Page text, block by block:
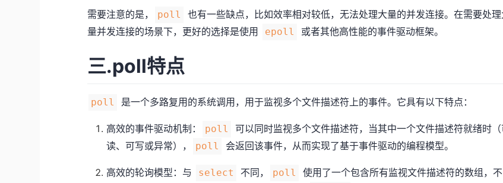
需要注意的是， poll
也有一些缺点，比如效率相对较低，无法处理大量的并发连接。在需要处理
量并发连接的场景下，更好的选择是使用
epoll 或者其他高性能的事件驱动框架。
三.poll特点
poll 是一个多路复用的系统调用，用于监视多个文件描述符上的事件。它具有以下特点：
高效的事件驱动机制： poll
可以同时监视多个文件描述符，当其中一个文件描述符就绪时
读、可写或异常），
poll 会返回该事件，从而实现了基于事件驱动的编程模型。
高效的轮询模型：与 select 不同， poll 使用了一个包含所有监视文件描述符的数组，不